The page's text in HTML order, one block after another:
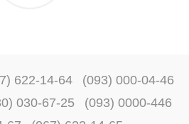
622-14-64
(093) 000-04-46
030-67-25
(093) 0000-446